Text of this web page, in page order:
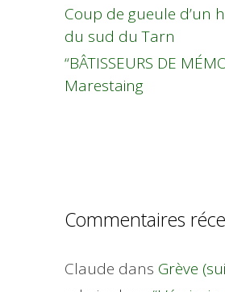
Coup de gueule d’un
du sud du Tarn
“BÂTISSEURS DE
Marestaing
Commentaires
Claude dans Grève